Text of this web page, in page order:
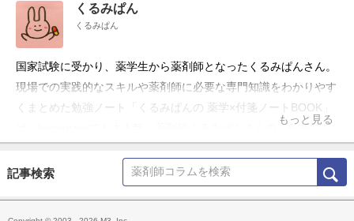
くるみぱん
くるみぱん
国家試験に受かり、薬学生から薬剤師となったくるみぱんさん。
現場での実践的なスキルや薬剤師に必要な専門知識をわかりやす
くまとめた勉強ノート「くるみぱんの 薬学×付箋ノートBOOK」
は、Instagramでも大人気。薬剤師くるみぱんさんの、ためにな
る勉強ノートをご紹介します。
もっと見る
記事検索